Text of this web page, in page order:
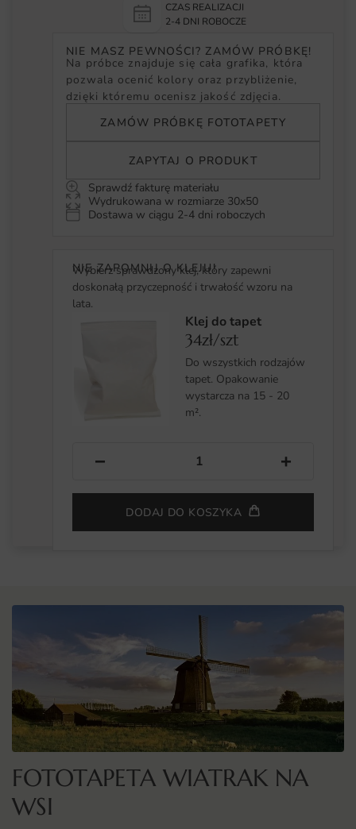
CZAS REALIZACJI
2-4 DNI ROBOCZE
NIE MASZ PEWNOŚCI? ZAMÓW PRÓBKĘ!
Na próbce znajduje się cała grafika, która
pozwala ocenić kolory oraz przybliżenie,
dzięki któremu ocenisz jakość zdjęcia.
ZAMÓW PRÓBKĘ FOTOTAPETY
ZAPYTAJ O PRODUKT
Sprawdź fakturę materiału
Wydrukowana w rozmiarze 30x50
Dostawa w ciągu 2-4 dni roboczych
NIE ZAPOMNIJ O KLEJU!
Wybierz sprawdzony klej, który zapewni
doskonałą przyczepność i trwałość wzoru na
lata.
Klej do tapet
34zł/szt
Do wszystkich rodzajów
tapet. Opakowanie
wystarcza na 15 - 20
m².
− +
DODAJ DO KOSZYKA
FOTOTAPETA WIATRAK NA
WSI